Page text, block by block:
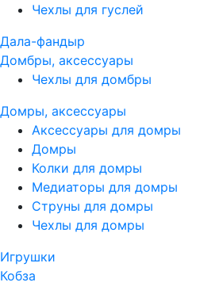
Чехлы для гуслей
Дала-фандыр
Домбры, аксессуары
Чехлы для домбры
Домры, аксессуары
Аксессуары для домры
Домры
Колки для домры
Медиаторы для домры
Струны для домры
Чехлы для домры
Игрушки
Кобза